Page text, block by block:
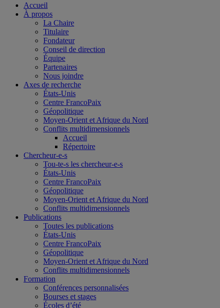
Accueil
À propos
La Chaire
Titulaire
Fondateur
Conseil de direction
Équipe
Partenaires
Nous joindre
Axes de recherche
États-Unis
Centre FrancoPaix
Géopolitique
Moyen-Orient et Afrique du Nord
Conflits multidimensionnels
Accueil
Répertoire
Chercheur-e-s
Tou-te-s les chercheur-e-s
États-Unis
Centre FrancoPaix
Géopolitique
Moyen-Orient et Afrique du Nord
Conflits multidimensionnels
Publications
Toutes les publications
États-Unis
Centre FrancoPaix
Géopolitique
Moyen-Orient et Afrique du Nord
Conflits multidimensionnels
Formation
Conférences personnalisées
Bourses et stages
Écoles d’été